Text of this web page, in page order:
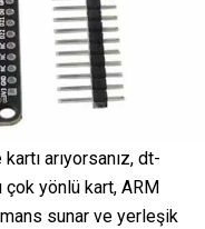
arıyorsanız, dt-
yönlü kart, ARM
sunar ve yerleşik